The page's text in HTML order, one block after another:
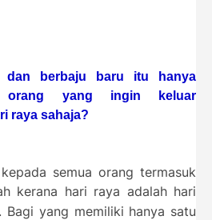
dan berbaju baru itu hanya
orang yang ingin keluar
raya sahaja?
semua orang termasuk
kerana hari raya adalah hari
Bagi yang memiliki hanya satu